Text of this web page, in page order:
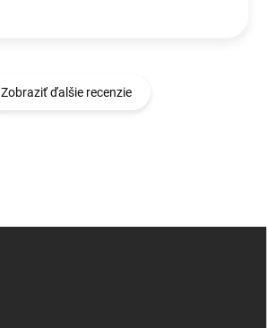
Zobraziť ďalšie recenzie